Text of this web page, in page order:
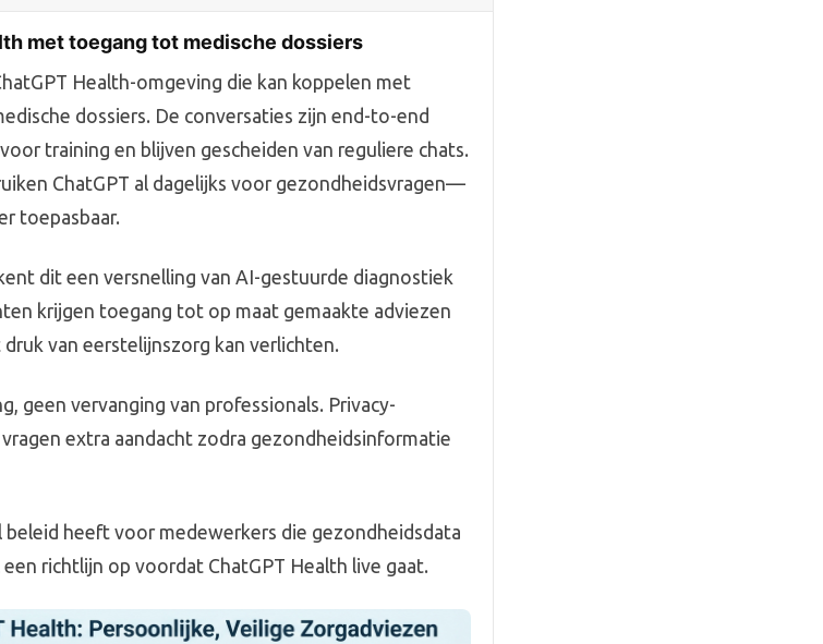
met toegang tot medische dossiers
Health-omgeving die kan koppelen met
dossiers. De conversaties zijn end-to-end
training en blijven gescheiden van reguliere chats.
ChatGPT al dagelijks voor gezondheidsvragen—
toepasbaar.
dit een versnelling van AI-gestuurde diagnostiek
krijgen toegang tot op maat gemaakte adviezen
van eerstelijnszorg kan verlichten.
geen vervanging van professionals. Privacy-
extra aandacht zodra gezondheidsinformatie
heeft voor medewerkers die gezondheidsdata
richtlijn op voordat ChatGPT Health live gaat.